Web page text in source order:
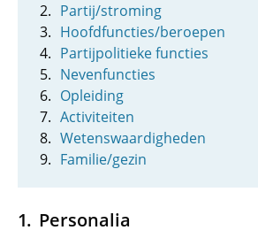
Partij/stroming
Hoofdfuncties/beroepen
Partijpolitieke functies
Nevenfuncties
Opleiding
Activiteiten
Wetenswaardigheden
Familie/gezin
Personalia